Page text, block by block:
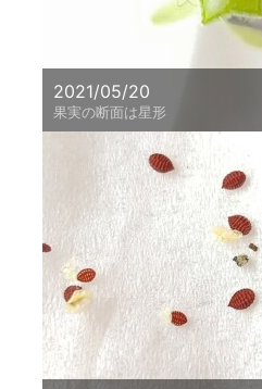
2021/05/20
果実の断面は星形